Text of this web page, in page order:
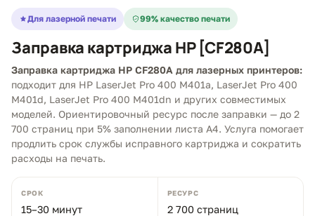
Для лазерной печати 99% качество печати
Заправка картриджа HP [CF280A]
Заправка картриджа HP CF280A для лазерных принтеров:
подходит для HP LaserJet Pro 400 M401a, LaserJet Pro 400
M401d, LaserJet Pro 400 M401dn и других совместимых
моделей. Ориентировочный ресурс после заправки — до 2
700 страниц при 5% заполнении листа A4. Услуга помогает
продлить срок службы исправного картриджа и сократить
расходы на печать.
СРОК
15–30 минут
РЕСУРС
2 700 страниц